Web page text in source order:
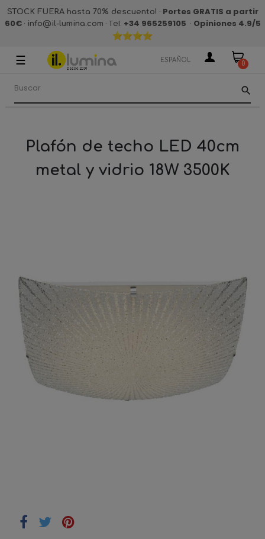
STOCK FUERA hasta 70% descuento! · Portes GRATIS a partir
60€· info@il-lumina.com · Tel. +34 965259105 · Opiniones 4.9/5
Navegación
palanca
☰ ESPAÑOL 0
search
Plafón de techo LED 40cm
metal y vidrio 18W 3500K